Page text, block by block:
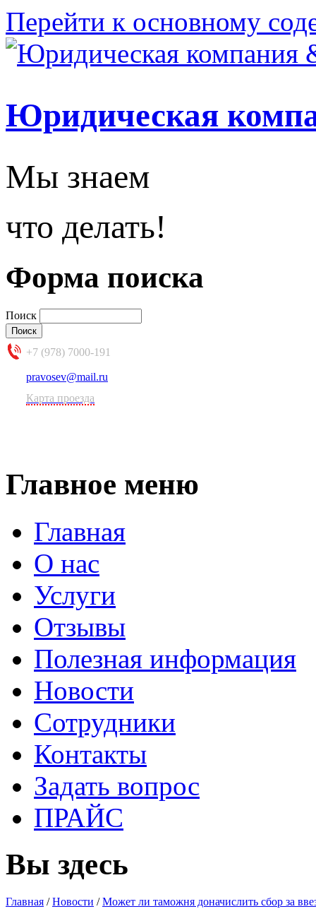
Перейти к основному
Юридическая
Мы знаем
что делать!
Форма поиска
Поиск
+7 (978) 7000-191
pravosev@mail.ru
Карта проезда
Главное меню
Главная
О нас
Услуги
Отзывы
Полезная информация
Новости
Сотрудники
Контакты
Задать вопрос
ПРАЙС
Вы здесь
Главная / Новости / Может ли таможня доначислить сбор за